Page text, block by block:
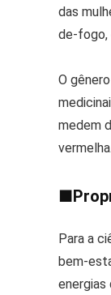
das
de-fogo,
O
medem
vermelha.
■
Para a
bem-
energias